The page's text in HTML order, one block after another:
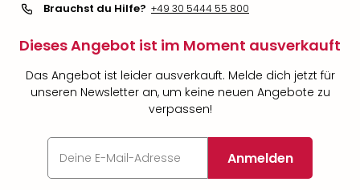
Brauchst du Hilfe? +49 30 5444 55 800
Dieses Angebot ist im Moment ausverkauft
Das Angebot ist leider ausverkauft. Melde dich jetzt für
unseren Newsletter an, um keine neuen Angebote zu
verpassen!
Anmelden